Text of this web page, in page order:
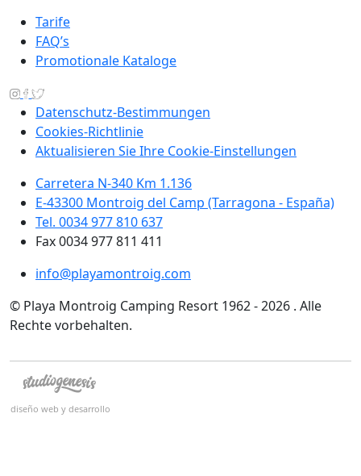
Tarife
FAQ’s
Promotionale Kataloge
Datenschutz-Bestimmungen
Cookies-Richtlinie
Aktualisieren Sie Ihre Cookie-Einstellungen
Carretera N-340 Km 1.136
E-43300 Montroig del Camp (Tarragona - España)
Tel. 0034 977 810 637
Fax 0034 977 811 411
info@playamontroig.com
© Playa Montroig Camping Resort 1962 - 2026 . Alle
Rechte vorbehalten.